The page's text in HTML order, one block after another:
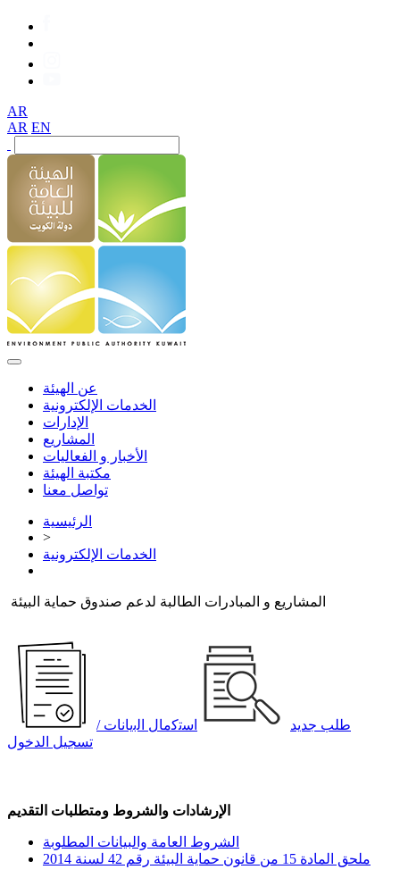
AR
AR EN
عن الهيئة
الخدمات الإلكترونية
الإدارات
المشاريع
الأخبار و الفعاليات
مكتبة الهيئة
تواصل معنا
الرئيسية
>
الخدمات الإلكترونية
المشاريع و المبادرات الطالبة لدعم صندوق حماية البيئة
طلب جديد
اﺳﺗﻛﻣﺎل اﻟﺑﯾﺎﻧﺎت /
تسجيل الدخول
الإرشادات والشروط ومتطلبات التقديم
الشروط العامة والبيانات المطلوبة
ملحق المادة 15 من قانون حماية البيئة رقم 42 لسنة 2014